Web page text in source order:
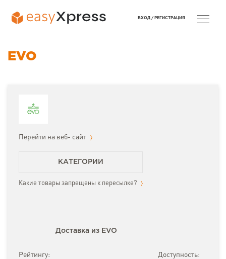
EVO
Перейти на веб- сайт
КАТЕГОРИИ
Какие товары запрещены к пересылке?
Доставка из EVO
Рейтингу: Доступность:
ВХОД / РЕГИСТРАЦИЯ